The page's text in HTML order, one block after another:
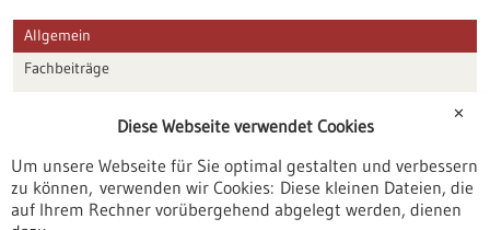
Allgemein
Fachbeiträge
Veranstaltungen
Erscheinungsdatum
✕
Diese Webseite verwendet Cookies
Um unsere Webseite für Sie optimal gestalten und verbessern
zu können, verwenden wir Cookies: Diese kleinen Dateien, die
auf Ihrem Rechner vorübergehend abgelegt werden, dienen